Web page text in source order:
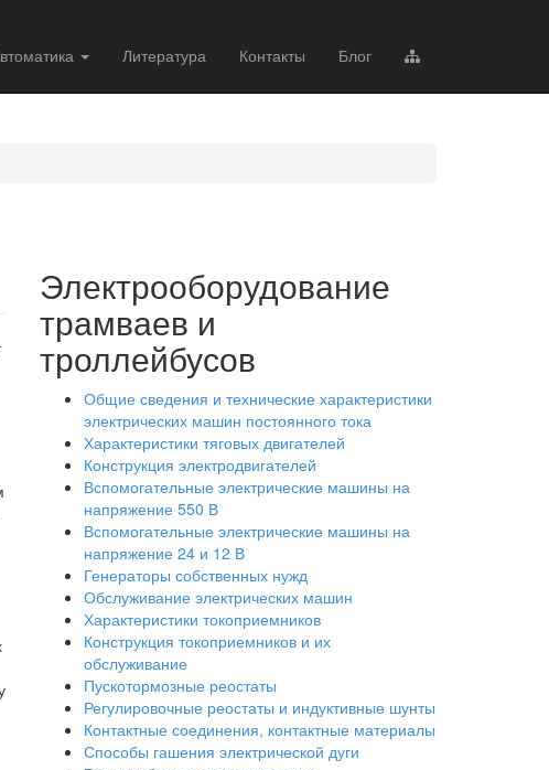
Литература Контакты Блог
Электрооборудование
трамваев и
троллейбусов
Общие сведения и технические характеристики
электрических машин постоянного тока
Характеристики тяговых двигателей
Конструкция электродвигателей
Вспомогательные электрические машины на
напряжение 550 В
Вспомогательные электрические машины на
напряжение 24 и 12 В
Генераторы собственных нужд
Обслуживание электрических машин
Характеристики токоприемников
Конструкция токоприемников и их
обслуживание
Пускотормозные реостаты
Регулировочные реостаты и индуктивные шунты
Контактные соединения, контактные материалы
Способы гашения электрической дуги